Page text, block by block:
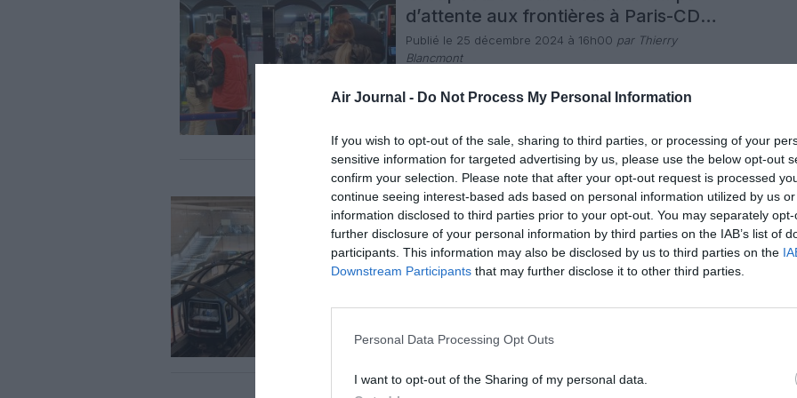
Air Journal - Do Not Process My Personal Information
If you wish to opt-out of the sale, sharing to third parties, or processing of your
sensitive information for targeted advertising by us, please use the below opt-out
confirm your selection. Please note that after your opt-out request is processed
continue seeing interest-based ads based on personal information utilized by us
information disclosed to third parties prior to your opt-out. You may separately
further disclosure of your personal information by third parties on the IAB’s list of
participants. This information may also be disclosed by us to third parties on the
Downstream Participants that may further disclose it to other third parties.
Personal Data Processing Opt Outs
I want to opt-out of the Sharing of my personal data.
d’attente aux frontières à Paris-CDG
et Paris-Orly en novembre
Publié le 25 décembre 2024 à 16h00 par Thierry
Blancmont
(Aéroports de Paris) se sont associés pour dresser un
baromètre mensuel des temps d’attente que rencontrent
contrôles aux frontières dans les aéroports Paris-Charles
de Gaulle et Paris-Orly. En novembre, à Paris-CDG, sur
près de 2,9 millions de […]
1 commentaire LIRE L'ARTICLE
Actualité Info pratique
Paris-Orly : fermeture de la ligne 14
quelques soirs en semaine et un
week-end par mois en 2025
Publié le 2 décembre 2024 à 12h00par Air-Journal
capitale à l’aéroport francilien Paris-Orly sera encore
mois jusqu’en août en raison de travaux de modernisation.
Entre janvier et juillet, tous les lundis et mardis, les stations
[…]
2 commentaires